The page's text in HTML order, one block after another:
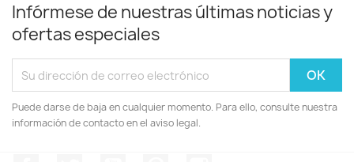
Infórmese de nuestras últimas noticias y
ofertas especiales
Puede darse de baja en cualquier momento. Para ello, consulte nuestra
información de contacto en el aviso legal.